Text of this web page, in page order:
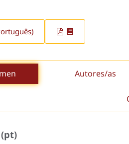
Autores/as